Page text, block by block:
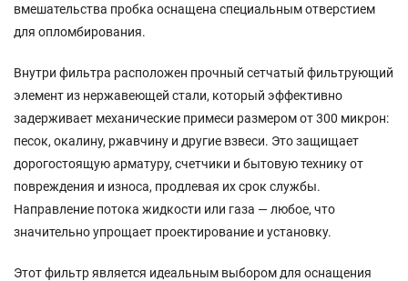
вмешательства пробка оснащена специальным отверстием
для опломбирования.
Внутри фильтра расположен прочный сетчатый фильтрующий
элемент из нержавеющей стали, который эффективно
задерживает механические примеси размером от 300 микрон:
песок, окалину, ржавчину и другие взвеси. Это защищает
дорогостоящую арматуру, счетчики и бытовую технику от
повреждения и износа, продлевая их срок службы.
Направление потока жидкости или газа — любое, что
значительно упрощает проектирование и установку.
Этот фильтр является идеальным выбором для оснащения